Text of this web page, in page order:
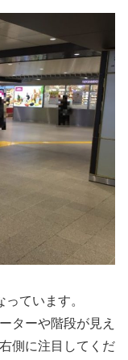
ています。
ターや階段が見え
側に注目してくだ